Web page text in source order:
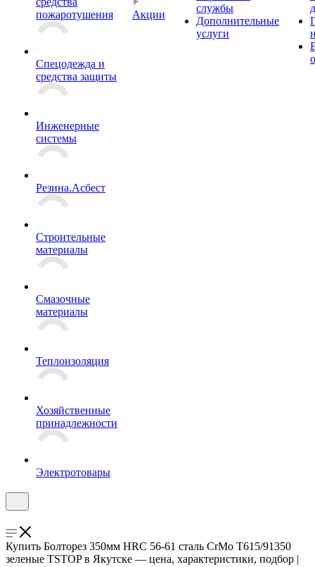
пожаротушения
Спецодежда и
средства защиты
Инженерные
системы
Резина.Асбест
Строительные
материалы
Смазочные
материалы
Теплоизоляция
Хозяйственные
принадлежности
Электротовары
Акции
службы
Дополнительные
услуги
Купить Болторез 350мм HRC 56-61 сталь CrMo T615/91350
зеленые TSTOP в Якутске — цена, характеристики, подбор |